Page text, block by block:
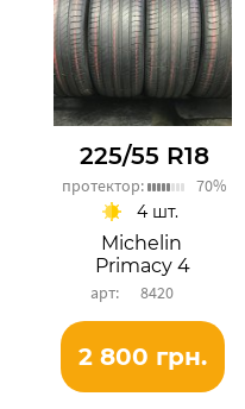
225/55 R18
протектор: 70%
Michelin
Primacy 4
8420
4 шт.
2 800 грн.